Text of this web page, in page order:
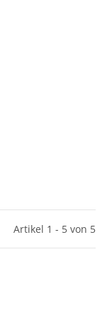
Artikel 1 - 5 von 5